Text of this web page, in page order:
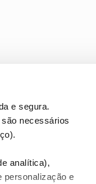
e segura.
necessários
analítica),
personalização e